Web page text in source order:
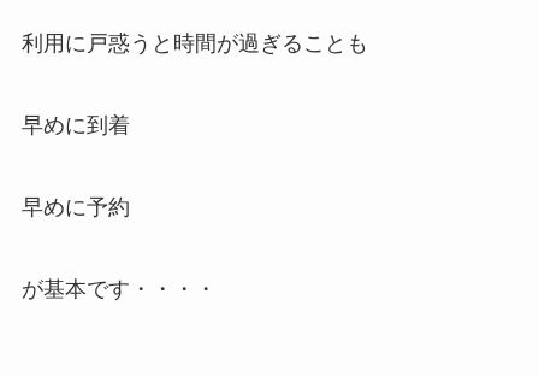
利用に戸惑うと時間が過ぎることも
早めに到着
早めに予約
が基本です・・・・